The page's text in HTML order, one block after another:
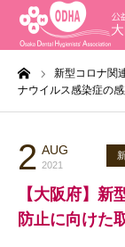
新型コロナ関
ナウイルス感染症の
2 AUG
2021
【大阪府】新
防止に向けた
ホーム
活動報告